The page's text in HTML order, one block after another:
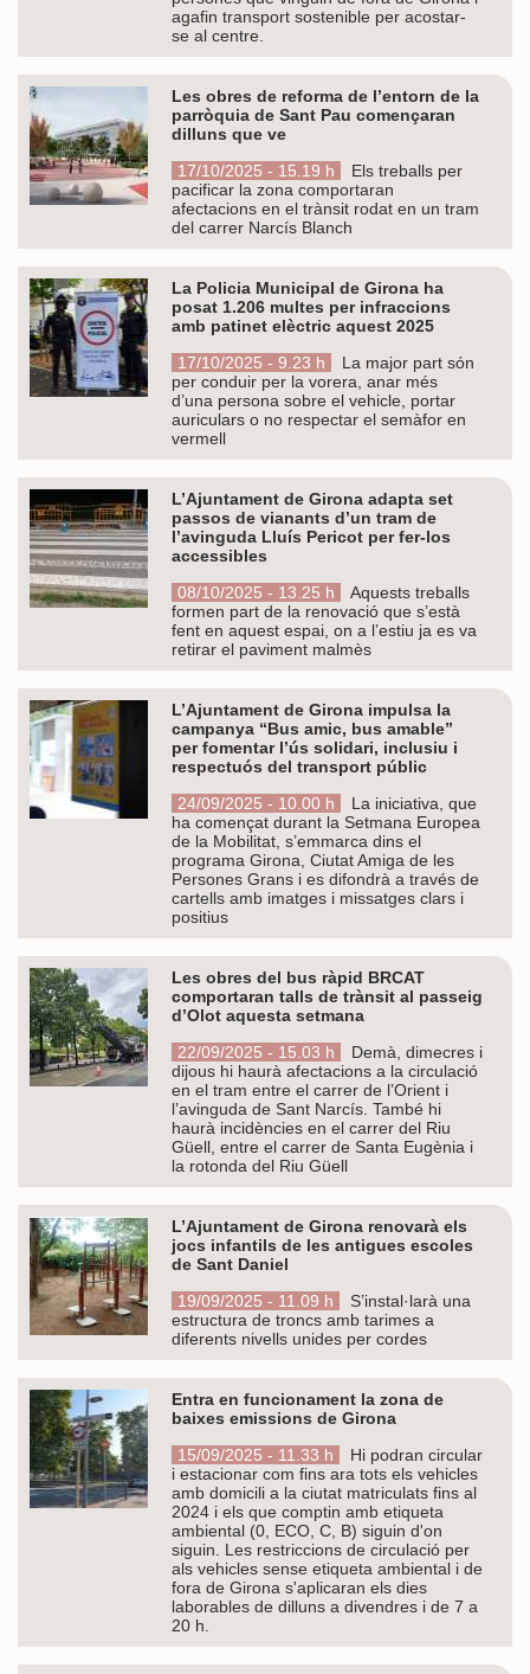
agafin transport sostenible per acostar-
se al centre.
Les obres de reforma de l’entorn de la
parròquia de Sant Pau començaran
dilluns que ve
17/10/2025 - 15.19 h
Els treballs per
pacificar la zona comportaran
afectacions en el trànsit rodat en un tram
del carrer Narcís Blanch
La Policia Municipal de Girona ha
posat 1.206 multes per infraccions
amb patinet elèctric aquest 2025
17/10/2025 - 9.23 h
La major part són
per conduir per la vorera, anar més
d’una persona sobre el vehicle, portar
auriculars o no respectar el semàfor en
vermell
L’Ajuntament de Girona adapta set
passos de vianants d’un tram de
l’avinguda Lluís Pericot per fer-los
accessibles
08/10/2025 - 13.25 h
Aquests treballs
formen part de la renovació que s’està
fent en aquest espai, on a l’estiu ja es va
retirar el paviment malmès
L’Ajuntament de Girona impulsa la
campanya “Bus amic, bus amable”
per fomentar l’ús solidari, inclusiu i
respectuós del transport públic
24/09/2025 - 10.00 h
La iniciativa, que
ha començat durant la Setmana Europea
de la Mobilitat, s’emmarca dins el
programa Girona, Ciutat Amiga de les
Persones Grans i es difondrà a través de
cartells amb imatges i missatges clars i
positius
Les obres del bus ràpid BRCAT
comportaran talls de trànsit al passeig
d’Olot aquesta setmana
22/09/2025 - 15.03 h
Demà, dimecres i
dijous hi haurà afectacions a la circulació
en el tram entre el carrer de l’Orient i
l’avinguda de Sant Narcís. També hi
haurà incidències en el carrer del Riu
Güell, entre el carrer de Santa Eugènia i
la rotonda del Riu Güell
L’Ajuntament de Girona renovarà els
jocs infantils de les antigues escoles
de Sant Daniel
19/09/2025 - 11.09 h
S’instal·larà una
estructura de troncs amb tarimes a
diferents nivells unides per cordes
Entra en funcionament la zona de
baixes emissions de Girona
15/09/2025 - 11.33 h
Hi podran circular
i estacionar com fins ara tots els vehicles
amb domicili a la ciutat matriculats fins al
2024 i els que comptin amb etiqueta
ambiental (0, ECO, C, B) siguin d'on
siguin. Les restriccions de circulació per
als vehicles sense etiqueta ambiental i de
fora de Girona s'aplicaran els dies
laborables de dilluns a divendres i de 7 a
20 h.